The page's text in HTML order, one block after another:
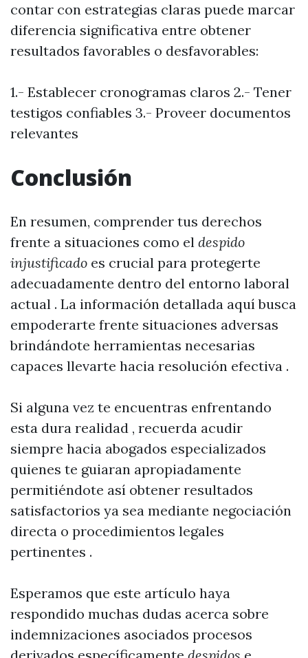
contar con estrategias claras puede marcar
diferencia significativa entre obtener
resultados favorables o desfavorables:
1.- Establecer cronogramas claros 2.- Tener
testigos confiables 3.- Proveer documentos
relevantes
Conclusión
En resumen, comprender tus derechos
frente a situaciones como el despido
injustificado es crucial para protegerte
adecuadamente dentro del entorno laboral
actual . La información detallada aquí busca
empoderarte frente situaciones adversas
brindándote herramientas necesarias
capaces llevarte hacia resolución efectiva .
Si alguna vez te encuentras enfrentando
esta dura realidad , recuerda acudir
siempre hacia abogados especializados
quienes te guiaran apropiadamente
permitiéndote así obtener resultados
satisfactorios ya sea mediante negociación
directa o procedimientos legales
pertinentes .
Esperamos que este artículo haya
respondido muchas dudas acerca sobre
indemnizaciones asociados procesos